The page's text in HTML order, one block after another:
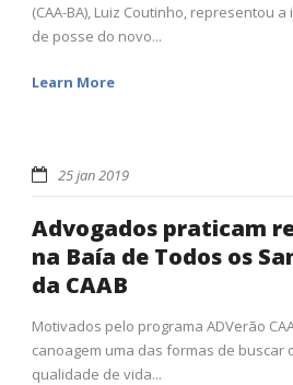
(CAA-BA), Luiz Coutinho, representou
de posse do novo...
Learn More
25 jan 2019
Advogados praticam
na Baía de Todos os
da CAAB
Motivados pelo programa ADVerão
canoagem uma das formas de buscar
qualidade de vida...